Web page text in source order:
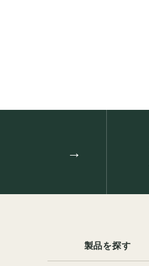
製品を探す